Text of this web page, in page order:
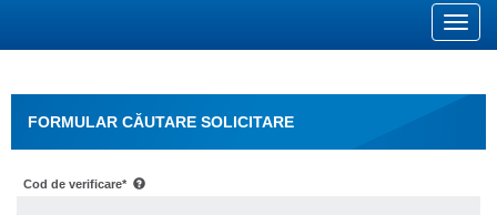
FORMULAR CĂUTARE SOLICITARE
Cod de verificare*